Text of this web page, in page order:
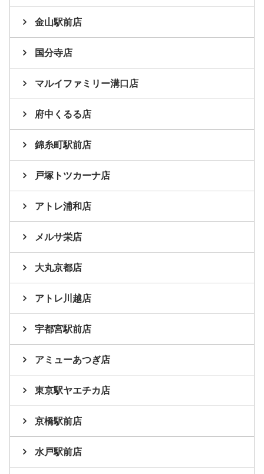
金山駅前店
国分寺店
マルイファミリー溝口店
府中くるる店
錦糸町駅前店
戸塚トツカーナ店
アトレ浦和店
メルサ栄店
大丸京都店
アトレ川越店
宇都宮駅前店
アミューあつぎ店
東京駅ヤエチカ店
京橋駅前店
水戸駅前店